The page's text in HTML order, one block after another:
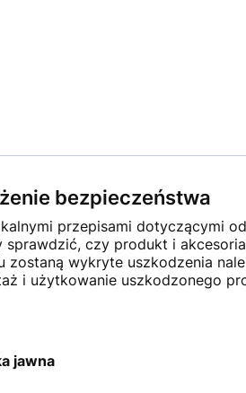
bezpieczeństwa
przepisami dotyczącymi
sprawdzić, czy produkt i
zostaną wykryte uszkodzenia
i użytkowanie uszkodzonego
jawna